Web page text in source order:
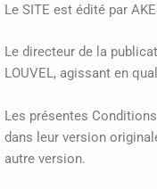
Le SITE est édité par
Le directeur de la
LOUVEL, agissant en
Les présentes
dans leur version
autre version.